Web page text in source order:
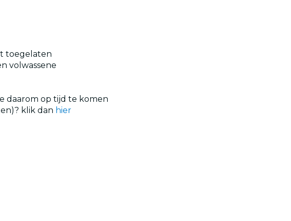
toegelaten
volwassene
daarom op tijd te komen
klik dan hier